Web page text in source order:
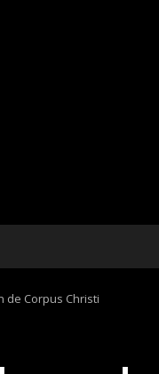
de Corpus Christi